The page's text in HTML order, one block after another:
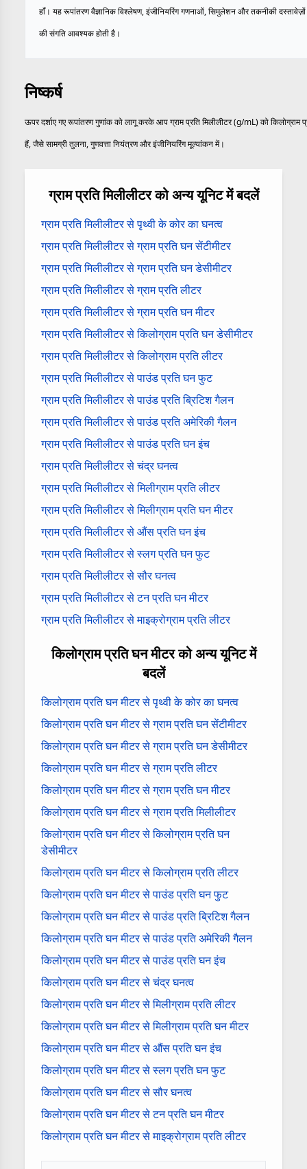
हाँ। यह रूपांतरण वैज्ञानिक विश्लेषण, इंजीनियरिंग गणनाओं, सिमुलेशन और तकनीकी
की संगति आवश्यक होती है।
निष्कर्ष
ऊपर दर्शाए गए रूपांतरण गुणांक को लागू करके आप ग्राम प्रति मिलीलीटर (g/mL) को किलोग्राम
हैं, जैसे सामग्री तुलना, गुणवत्ता नियंत्रण और इंजीनियरिंग मूल्यांकन में।
ग्राम प्रति मिलीलीटर को अन्य यूनिट में बदलें
ग्राम प्रति मिलीलीटर से पृथ्वी के कोर का घनत्व
ग्राम प्रति मिलीलीटर से ग्राम प्रति घन सेंटीमीटर
ग्राम प्रति मिलीलीटर से ग्राम प्रति घन डेसीमीटर
ग्राम प्रति मिलीलीटर से ग्राम प्रति लीटर
ग्राम प्रति मिलीलीटर से ग्राम प्रति घन मीटर
ग्राम प्रति मिलीलीटर से किलोग्राम प्रति घन डेसीमीटर
ग्राम प्रति मिलीलीटर से किलोग्राम प्रति लीटर
ग्राम प्रति मिलीलीटर से पाउंड प्रति घन फुट
ग्राम प्रति मिलीलीटर से पाउंड प्रति ब्रिटिश गैलन
ग्राम प्रति मिलीलीटर से पाउंड प्रति अमेरिकी गैलन
ग्राम प्रति मिलीलीटर से पाउंड प्रति घन इंच
ग्राम प्रति मिलीलीटर से चंद्र घनत्व
ग्राम प्रति मिलीलीटर से मिलीग्राम प्रति लीटर
ग्राम प्रति मिलीलीटर से मिलीग्राम प्रति घन मीटर
ग्राम प्रति मिलीलीटर से औंस प्रति घन इंच
ग्राम प्रति मिलीलीटर से स्लग प्रति घन फुट
ग्राम प्रति मिलीलीटर से सौर घनत्व
ग्राम प्रति मिलीलीटर से टन प्रति घन मीटर
ग्राम प्रति मिलीलीटर से माइक्रोग्राम प्रति लीटर
किलोग्राम प्रति घन मीटर को अन्य यूनिट में
बदलें
किलोग्राम प्रति घन मीटर से पृथ्वी के कोर का घनत्व
किलोग्राम प्रति घन मीटर से ग्राम प्रति घन सेंटीमीटर
किलोग्राम प्रति घन मीटर से ग्राम प्रति घन डेसीमीटर
किलोग्राम प्रति घन मीटर से ग्राम प्रति लीटर
किलोग्राम प्रति घन मीटर से ग्राम प्रति घन मीटर
किलोग्राम प्रति घन मीटर से ग्राम प्रति मिलीलीटर
किलोग्राम प्रति घन मीटर से किलोग्राम प्रति घन
डेसीमीटर
किलोग्राम प्रति घन मीटर से किलोग्राम प्रति लीटर
किलोग्राम प्रति घन मीटर से पाउंड प्रति घन फुट
किलोग्राम प्रति घन मीटर से पाउंड प्रति ब्रिटिश गैलन
किलोग्राम प्रति घन मीटर से पाउंड प्रति अमेरिकी गैलन
किलोग्राम प्रति घन मीटर से पाउंड प्रति घन इंच
किलोग्राम प्रति घन मीटर से चंद्र घनत्व
किलोग्राम प्रति घन मीटर से मिलीग्राम प्रति लीटर
किलोग्राम प्रति घन मीटर से मिलीग्राम प्रति घन मीटर
किलोग्राम प्रति घन मीटर से औंस प्रति घन इंच
किलोग्राम प्रति घन मीटर से स्लग प्रति घन फुट
किलोग्राम प्रति घन मीटर से सौर घनत्व
किलोग्राम प्रति घन मीटर से टन प्रति घन मीटर
किलोग्राम प्रति घन मीटर से माइक्रोग्राम प्रति लीटर